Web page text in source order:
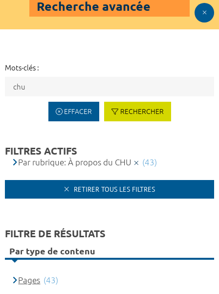
Recherche avancée
Mots-clés :
EFFACER RECHERCHER
FILTRES ACTIFS
Par rubrique: À propos du CHU (43)
RETIRER TOUS LES FILTRES
FILTRE DE RÉSULTATS
Par type de contenu
Pages (43)